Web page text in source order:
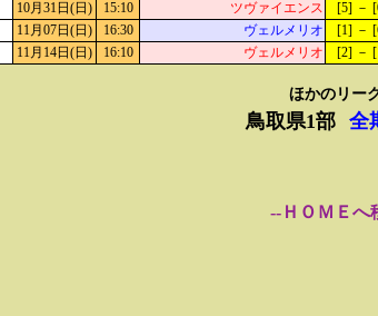
10月31日(日) 15:10 ツヴァイエンス [5] －
11月07日(日) 16:30 ヴェルメリオ [1] －
11月14日(日) 16:10 ヴェルメリオ [2] －
ほかのリー
鳥取県1部 全
--ＨＯＭＥへ